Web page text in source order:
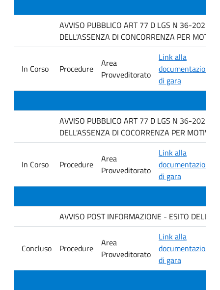
AVVISO PUBBLICO ART 77 D LGS N 36-2023
DELL'ASSENZA DI CONCORRENZA PER
In Corso Procedure
Area
Provveditorato
Link alla
documentazione
di gara
AVVISO PUBBLICO ART 77 D LGS N 36-2023
DELL'ASSENZA DI COCORRENZA PER MOTIVI
In Corso Procedure
Area
Provveditorato
Link alla
documentazione
di gara
AVVISO POST INFORMAZIONE - ESITO
Concluso Procedure
Area
Provveditorato
Link alla
documentazione
di gara